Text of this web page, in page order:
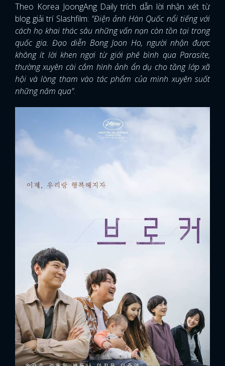
Theo Korea JoongAng Daily trích dẫn lời nhận xét từ
blog giải trí Slashfilm: "Điện ảnh Hàn Quốc nổi tiếng với
cách họ khai thác sâu những vấn nạn còn tồn tại trong
quốc gia. Đạo diễn Bong Joon Ho, người nhận được
không ít lời khen ngợi từ giới phê bình qua Parasite,
thường xuyên cài cắm hình ảnh ẩn dụ cho tầng lớp xã
hội và lòng tham vào tác phẩm của mình xuyên suốt
những năm qua".